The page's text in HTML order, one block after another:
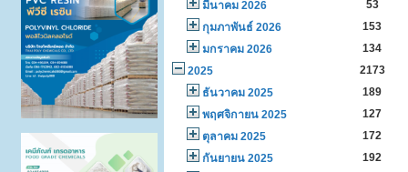
มีนาคม 2026
53
กุมภาพันธ์ 2026
153
มกราคม 2026
134
2025
2173
ธันวาคม 2025
189
พฤศจิกายน 2025
127
ตุลาคม 2025
172
กันยายน 2025
192